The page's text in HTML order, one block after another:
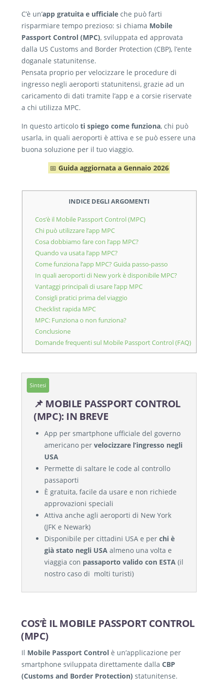
C’è un’app gratuita e ufficiale che può farti
risparmiare tempo prezioso: si chiama Mobile
Passport Control (MPC), sviluppata ed approvata
dalla US Customs and Border Protection (CBP), l’ente
doganale statunitense.
Pensata proprio per velocizzare le procedure di
ingresso negli aeroporti statunitensi, grazie ad un
caricamento di dati tramite l’app e a corsie riservate
a chi utilizza MPC.
In questo articolo ti spiego come funziona, chi può
usarla, in quali aeroporti è attiva e se può essere una
buona soluzione per il tuo viaggio.
📅 Guida aggiornata a Gennaio 2026
INDICE DEGLI ARGOMENTI
Cos’è il Mobile Passport Control (MPC)
Chi può utilizzare l’app MPC
Cosa dobbiamo fare con l’app MPC?
Quando va usata l’app MPC?
Come funziona l’app MPC? Guida passo-passo
In quali aeroporti di New york è disponibile MPC?
Vantaggi principali di usare l’app MPC
Consigli pratici prima del viaggio
Checklist rapida MPC
MPC: Funziona o non funziona?
Conclusione
Domande frequenti sul Mobile Passport Control (FAQ)
Sintesi
📌 MOBILE PASSPORT CONTROL
(MPC): IN BREVE
App per smartphone ufficiale del governo
americano pervelocizzare l’ingresso negli
USA
Permette di saltare le code al controllo
passaporti
È gratuita, facile da usare e non richiede
approvazioni speciali
Attiva anche agli aeroporti di New York
(JFK e Newark)
Disponibile per cittadini USA e perchi è
già stato negli USA almeno una volta e
viaggia con passaporto valido con ESTA (il
nostro caso di molti turisti)
COS’È IL MOBILE PASSPORT CONTROL
(MPC)
Il Mobile Passport Control è un’applicazione per
smartphone sviluppata direttamente dalla CBP
(Customs and Border Protection) statunitense.